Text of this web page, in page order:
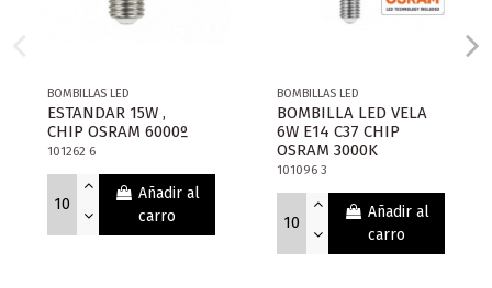
BOMBILLAS LED
ESTANDAR 15W ,
CHIP OSRAM 6000º
101262 6
Añadir al
carro
BOMBILLAS LED
BOMBILLA LED VELA
6W E14 C37 CHIP
OSRAM 3000K
101096 3
Añadir al
carro